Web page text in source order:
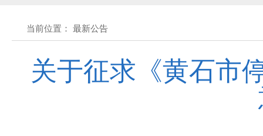
黄石市人民代表大会常务委员会公告
关于征集立法工作规划（2027年—2031
关于征求《黄石市停车场建设管理条例
当前位置： 最新公告
关于征求《黄石市